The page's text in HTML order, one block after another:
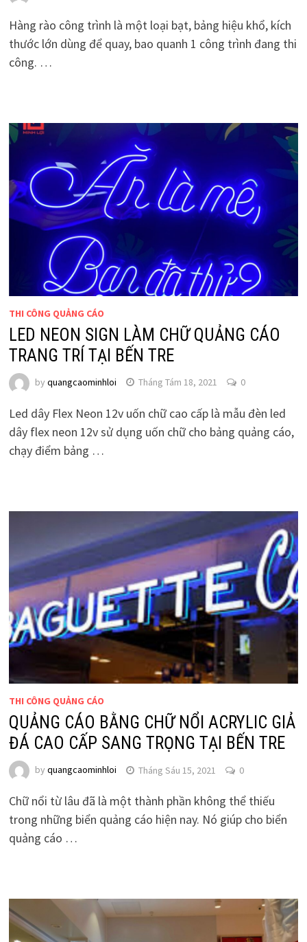
Hàng rào công trình là một loại bạt, bảng hiệu khổ, kích
thước lớn dùng để quay, bao quanh 1 công trình đang thi
công. …
THI CÔNG QUẢNG CÁO
LED NEON SIGN LÀM CHỮ QUẢNG CÁO
TRANG TRÍ TẠI BẾN TRE
by quangcaominhloi Tháng Tám 18, 2021 0
Led dây Flex Neon 12v uốn chữ cao cấp là mẫu đèn led
dây flex neon 12v sử dụng uốn chữ cho bảng quảng cáo,
chạy điểm bảng …
THI CÔNG QUẢNG CÁO
QUẢNG CÁO BẰNG CHỮ NỔI ACRYLIC GIẢ
ĐÁ CAO CẤP SANG TRỌNG TẠI BẾN TRE
by quangcaominhloi Tháng Sáu 15, 2021 0
Chữ nổi từ lâu đã là một thành phần không thể thiếu
trong những biển quảng cáo hiện nay. Nó giúp cho biển
quảng cáo …